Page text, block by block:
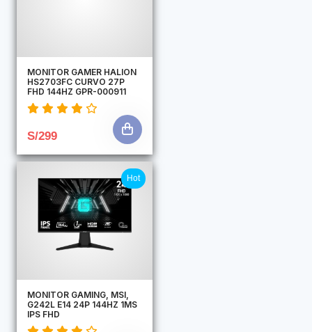
MONITOR GAMER HALION
HS2703FC CURVO 27P
FHD 144HZ GPR-000911
S/299
Hot
MONITOR GAMING, MSI,
G242L E14 24P 144HZ 1MS
IPS FHD